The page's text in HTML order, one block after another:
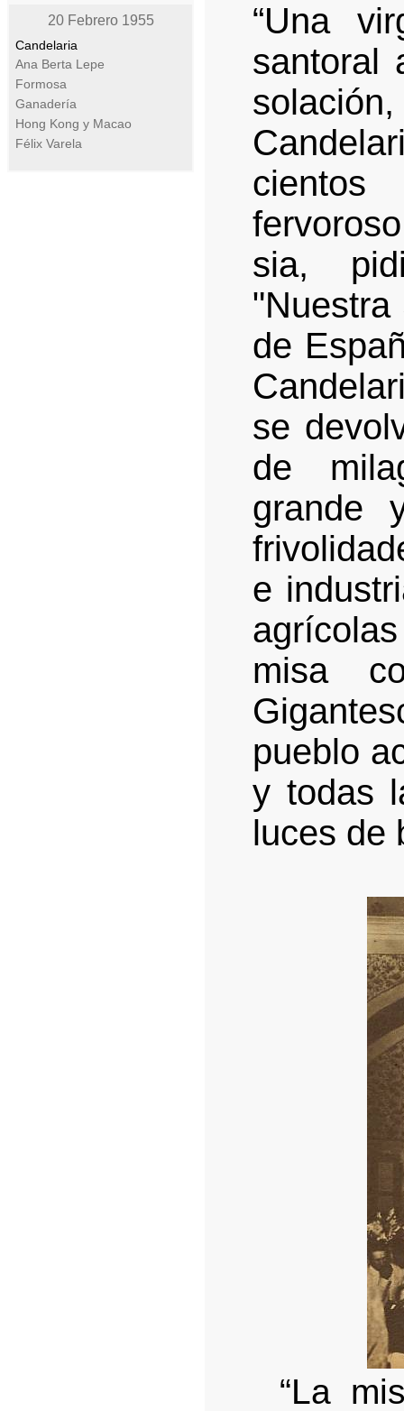
20 Febrero 1955
Candelaria
Ana Berta Lepe
Formosa
Ganadería
Hong Kong y Macao
Félix Varela
“Una
santoral
cientos
sia,
"Nuestra
de
se
de
grande
e
misa
pueblo
y todas
luces de
“La